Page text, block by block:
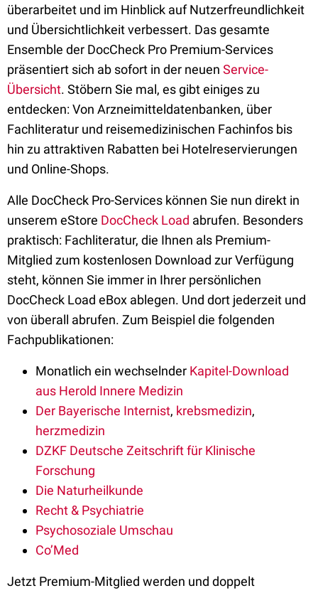
überarbeitet und im Hinblick auf Nutzerfreundlichkeit
und Übersichtlichkeit verbessert. Das gesamte
Ensemble der DocCheck Pro Premium-Services
präsentiert sich ab sofort in der neuen Service-
Übersicht. Stöbern Sie mal, es gibt einiges zu
entdecken: Von Arzneimitteldatenbanken, über
Fachliteratur und reisemedizinischen Fachinfos bis
hin zu attraktiven Rabatten bei Hotelreservierungen
und Online-Shops.
Alle DocCheck Pro-Services können Sie nun direkt in
unserem eStore DocCheck Load abrufen. Besonders
praktisch: Fachliteratur, die Ihnen als Premium-
Mitglied zum kostenlosen Download zur Verfügung
steht, können Sie immer in Ihrer persönlichen
DocCheck Load eBox ablegen. Und dort jederzeit und
von überall abrufen. Zum Beispiel die folgenden
Fachpublikationen:
Monatlich ein wechselnder Kapitel-Download
aus Herold Innere Medizin
Der Bayerische Internist, krebsmedizin,
herzmedizin
DZKF Deutsche Zeitschrift für Klinische
Forschung
Die Naturheilkunde
Recht & Psychiatrie
Psychosoziale Umschau
Co’Med
Jetzt Premium-Mitglied werden und doppelt